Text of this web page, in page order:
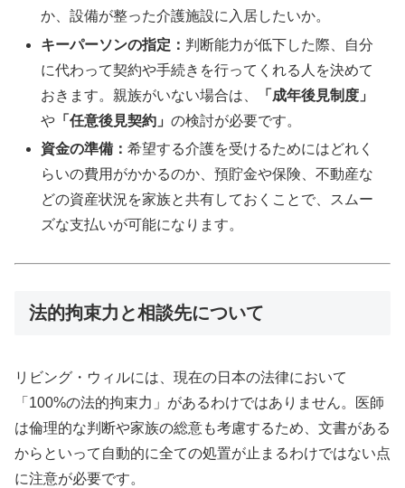
か、設備が整った介護施設に入居したいか。
キーパーソンの指定： 判断能力が低下した際、自分
に代わって契約や手続きを行ってくれる人を決めて
おきます。親族がいない場合は、
「成年後見制度」
や 「任意後見契約」の検討が必要です。
資金の準備：希望する介護を受けるためにはどれく
らいの費用がかかるのか、預貯金や保険、不動産な
どの資産状況を家族と共有しておくことで、スムー
ズな支払いが可能になります。
法的拘束力と相談先について
リビング・ウィルには、現在の日本の法律において
「100%の法的拘束力」があるわけではありません。医師
は倫理的な判断や家族の総意も考慮するため、文書がある
からといって自動的に全ての処置が止まるわけではない点
に注意が必要です。